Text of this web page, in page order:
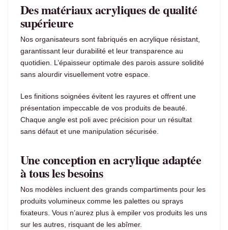
Des matériaux acryliques de qualité
supérieure
Nos organisateurs sont fabriqués en acrylique résistant,
garantissant leur durabilité et leur transparence au
quotidien. L’épaisseur optimale des parois assure solidité
sans alourdir visuellement votre espace.
Les finitions soignées évitent les rayures et offrent une
présentation impeccable de vos produits de beauté.
Chaque angle est poli avec précision pour un résultat
sans défaut et une manipulation sécurisée.
Une conception en acrylique adaptée
à tous les besoins
Nos modèles incluent des grands compartiments pour les
produits volumineux comme les palettes ou sprays
fixateurs. Vous n’aurez plus à empiler vos produits les uns
sur les autres, risquant de les abîmer.